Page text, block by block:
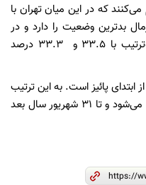
که در این میان تهران با
بدترین وضعیت را دارد و در
رتبه بعدی استان‌های قم و سمنان به‌ترتیب با ۳۳.۵ و ۳۳.۳ درصد
ابتدای پائیز است. به این ترتیب
یک سال آبی در ایران از ۱ مهرماه شروع می‌شود و تا ۳۱ شهریور سال بعد